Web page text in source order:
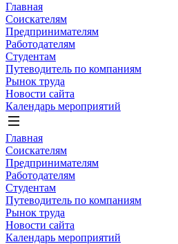
Главная
Соискателям
Предпринимателям
Работодателям
Студентам
Путеводитель по компаниям
Рынок труда
Новости сайта
Календарь мероприятий
Главная
Соискателям
Предпринимателям
Работодателям
Студентам
Путеводитель по компаниям
Рынок труда
Новости сайта
Календарь мероприятий